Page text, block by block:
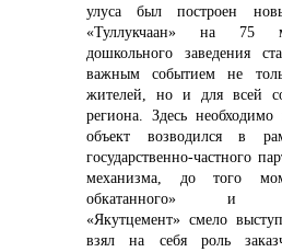
улуса был построен
«Туллукчаан» на 75
дошкольного заведения
важным событием не
жителей, но и для всей
региона. Здесь необходимо
объект возводился в
государственно-частного
механизма, до того
обкатанного» и
«Якутцемент» смело
взял на себя роль